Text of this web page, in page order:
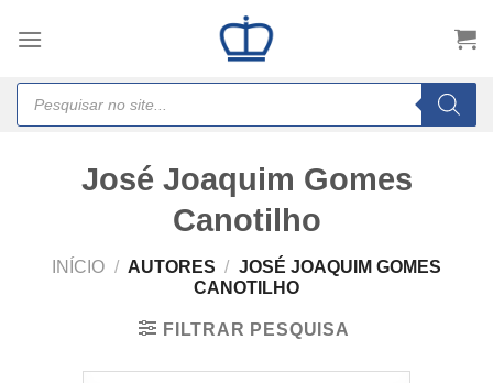
Products
search
José Joaquim Gomes
Canotilho
INÍCIO / AUTORES / JOSÉ JOAQUIM GOMES
CANOTILHO
FILTRAR PESQUISA